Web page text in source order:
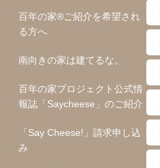
百年の家®️ご紹介を希望され
る方へ
南向きの家は建てるな。
百年の家プロジェクト公式情
報誌「Saycheese」のご紹介
「Say Cheese!」請求申し込
み